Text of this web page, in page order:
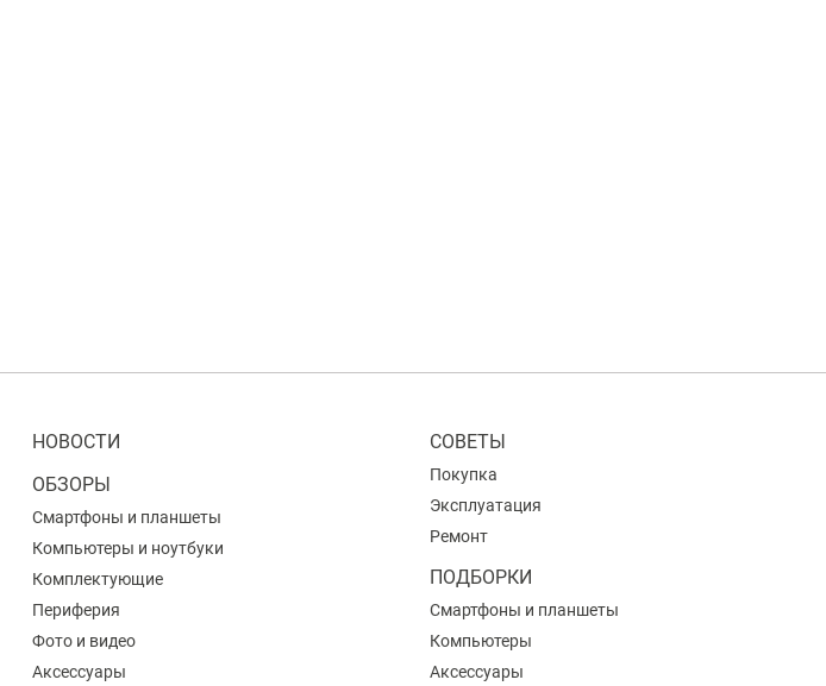
НОВОСТИ
ОБЗОРЫ
Смартфоны и планшеты
Компьютеры и ноутбуки
Комплектующие
Периферия
Фото и видео
Аксессуары
СОВЕТЫ
Покупка
Эксплуатация
Ремонт
ПОДБОРКИ
Смартфоны и планшеты
Компьютеры
Аксессуары